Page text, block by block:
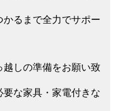
るまで全力でサポー
越しの準備をお願い致
な家具・家電付きな